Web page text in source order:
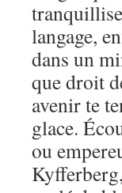
langage,
dans un
que droit
avenir te
glace.
ou